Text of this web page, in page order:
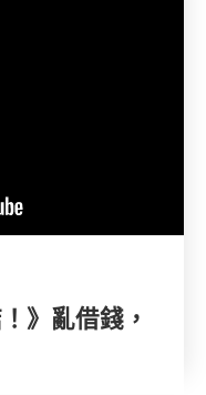
》亂借錢，